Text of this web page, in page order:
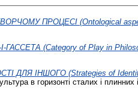
ПРОЦЕСІ (Ontological
(Category of Play in
ДЛЯ ІНШОГО (Strategies of Identity
в горизонті сталих і